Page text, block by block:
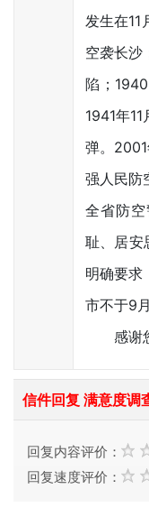
发生在11
空袭长沙
陷；
1941年
弹。
强人民防
全省防
耻、居安
明确要求
市不于9
感谢您
信件回复 满意度调
回复内容评价：
回复速度评价：